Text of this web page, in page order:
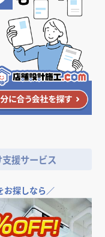
援サービス
お探しなら／